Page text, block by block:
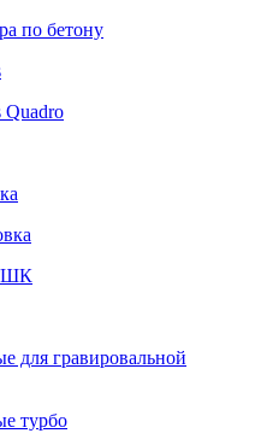
по бетону
Quadro
для гравировальной
турбо